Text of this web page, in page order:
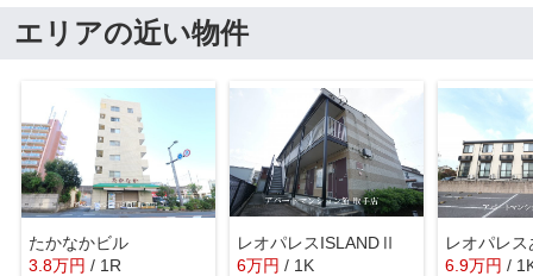
エリアの近い物件
たかなかビル
3.8万円 / 1R
レオパレスISLANDⅡ
6万円 / 1K
レオパレス
6.9万円 /